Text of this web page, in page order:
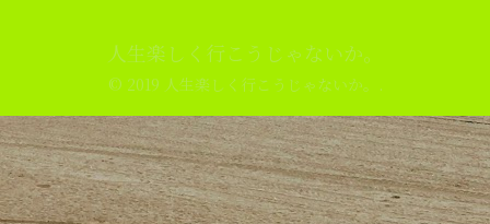
人生楽しく行こうじゃないか。
© 2019 人生楽しく行こうじゃないか。.